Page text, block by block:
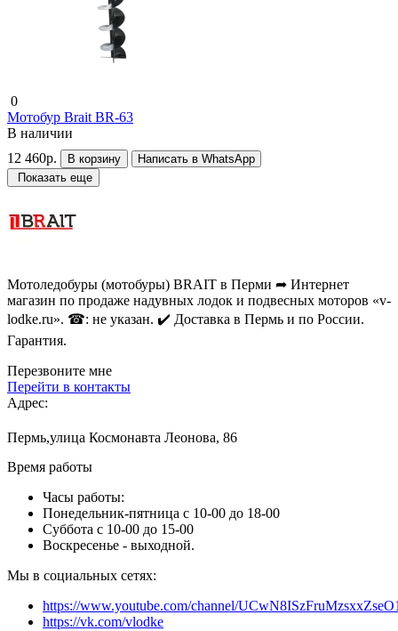
0
Мотобур Brait BR-63
В наличии
12 460р.
В корзину
Написать в WhatsApp
Показать еще
Мотоледобуры (мотобуры) BRAIT в Перми ➦ Интернет
магазин по продаже надувных лодок и подвесных моторов «v-
lodke.ru». ☎: не указан. ✔️ Доставка в Пермь и по России.
Гарантия.
Перезвоните мне
Перейти в контакты
Адрес:
Пермь,улица Космонавта Леонова, 86
Время работы
Часы работы:
Понедельник-пятница с 10-00 до 18-00
Суббота с 10-00 до 15-00
Воскресенье - выходной.
Мы в социальных сетях:
https://www.youtube.com/channel/
https://vk.com/vlodke